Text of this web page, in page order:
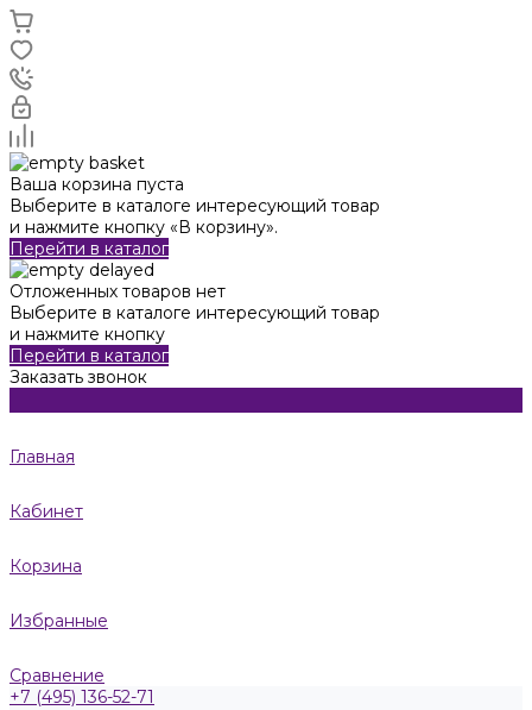
Ваша корзина пуста
Выберите в каталоге интересующий товар
и нажмите кнопку «В корзину».
Перейти в каталог
Отложенных товаров нет
Выберите в каталоге интересующий товар
и нажмите кнопку
Перейти в каталог
Заказать звонок
Главная
Кабинет
Корзина
Избранные
Сравнение
+7 (495) 136-52-71